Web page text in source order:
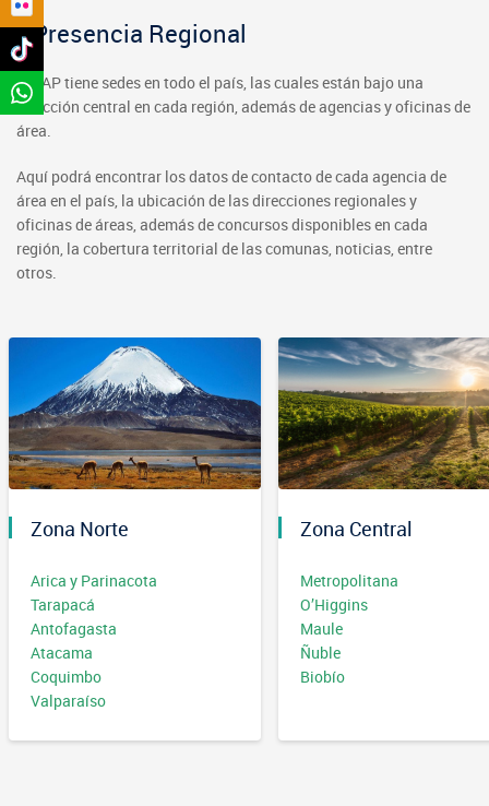
Presencia Regional
INDAP tiene sedes en todo el país, las cuales están bajo una
dirección central en cada región, además de agencias y oficinas de
área.
Aquí podrá encontrar los datos de contacto de cada agencia de
área en el país, la ubicación de las direcciones regionales y
oficinas de áreas, además de concursos disponibles en cada
región, la cobertura territorial de las comunas, noticias, entre
otros.
Zona Norte
Arica y Parinacota
Tarapacá
Antofagasta
Atacama
Coquimbo
Valparaíso
Zona Central
Metropolitana
O’Higgins
Maule
Ñuble
Biobío